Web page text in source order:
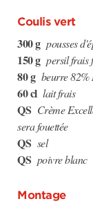
Coulis vert
300 g pousses
150 g persil frais
80 g beurre 82%
60 cl lait frais
QS Crème
sera fouettée
QS sel
QS poivre blanc
Montage